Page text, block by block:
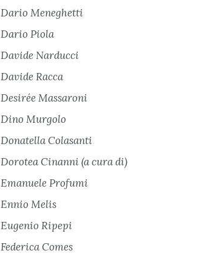
Dario Meneghetti
Dario Piola
Davide Narducci
Davide Racca
Desirée Massaroni
Dino Murgolo
Donatella Colasanti
Dorotea Cinanni (a cura di)
Emanuele Profumi
Ennio Melis
Eugenio Ripepi
Federica Comes